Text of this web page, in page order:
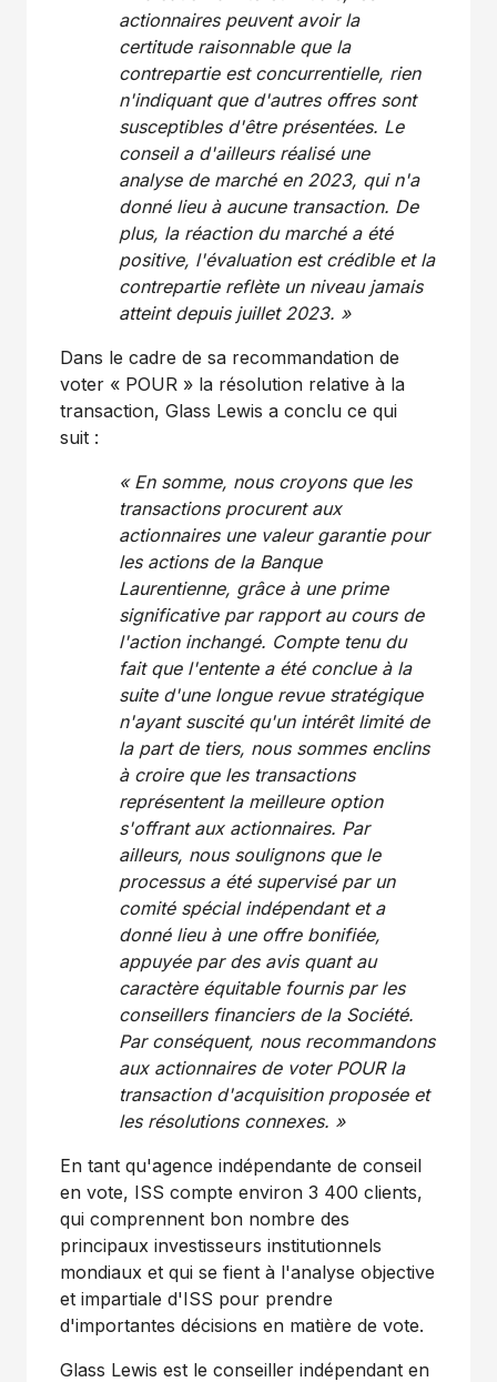
actionnaires peuvent avoir la
certitude raisonnable que la
contrepartie est concurrentielle, rien
n'indiquant que d'autres offres sont
susceptibles d'être présentées. Le
conseil a d'ailleurs réalisé une
analyse de marché en 2023, qui n'a
donné lieu à aucune transaction. De
plus, la réaction du marché a été
positive, l'évaluation est crédible et la
contrepartie reflète un niveau jamais
atteint depuis juillet 2023. »
Dans le cadre de sa recommandation de
voter « POUR » la résolution relative à la
transaction, Glass Lewis a conclu ce qui
suit :
« En somme, nous croyons que les
transactions procurent aux
actionnaires une valeur garantie pour
les actions de la Banque
Laurentienne, grâce à une prime
significative par rapport au cours de
l'action inchangé. Compte tenu du
fait que l'entente a été conclue à la
suite d'une longue revue stratégique
n'ayant suscité qu'un intérêt limité de
la part de tiers, nous sommes enclins
à croire que les transactions
représentent la meilleure option
s'offrant aux actionnaires. Par
ailleurs, nous soulignons que le
processus a été supervisé par un
comité spécial indépendant et a
donné lieu à une offre bonifiée,
appuyée par des avis quant au
caractère équitable fournispar les
conseillers financiers de la Société.
Par conséquent, nous recommandons
aux actionnaires de voter POUR la
transaction d'acquisition proposée et
les résolutions connexes. »
En tant qu'agence indépendante de conseil
en vote, ISS compte environ 3 400 clients,
qui comprennent bon nombre des
principaux investisseurs institutionnels
mondiaux et qui se fient à l'analyse objective
et impartiale d'ISS pour prendre
d'importantes décisions en matière de vote.
Glass Lewis est le conseiller indépendant en